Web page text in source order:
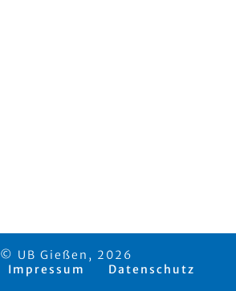
© UB Gießen, 2026
Impressum
Datenschutz